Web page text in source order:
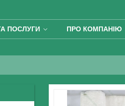
ПОСЛУГИ ПРО КОМПАНІЮ